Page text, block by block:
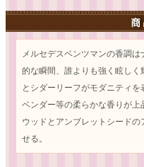
メルセデスベンツマンの香調
的な瞬間、誰よりも強く眩し
とシダーリーフがモダニティ
ベンダー等の柔らかな香りが
ウッドとアンブレットシード
せる。